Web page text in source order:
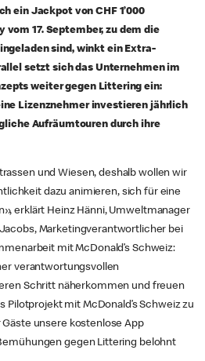
ein Jackpot von CHF 1’000
vom 17. September, zu dem die
sind, winkt ein Extra-
setzt sich das Unternehmen im
weiter gegen Littering ein:
Lizenznehmer investieren jährlich
Aufräumtouren durch ihre
und Wiesen, deshalb wollen wir
dazu animieren, sich für eine
erklärt Heinz Hänni, Umweltmanager
Marketingverantwortlicher bei
mit McDonald’s Schweiz:
verantwortungsvollen
Schritt näherkommen und freuen
Pilotprojekt mit McDonald’s Schweiz zu
unsere kostenlose App
gegen Littering belohnt